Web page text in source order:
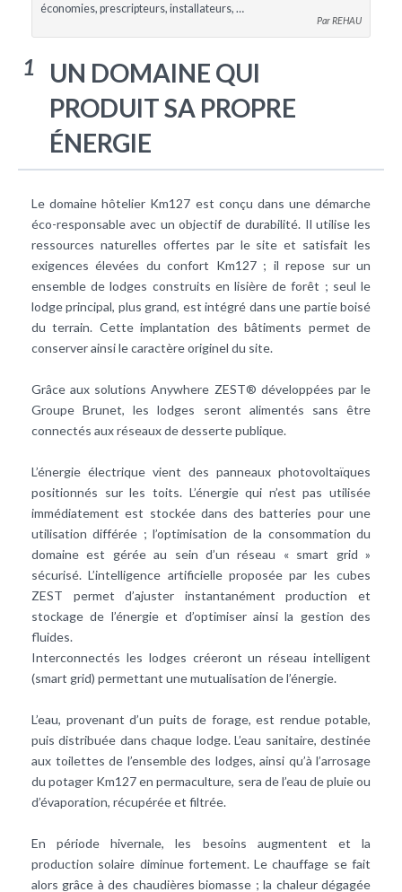
économies, prescripteurs, installateurs, …
Par REHAU
1
UN DOMAINE QUI
PRODUIT SA PROPRE
ÉNERGIE
Le domaine hôtelier Km127 est conçu dans une démarche
éco-responsable avec un objectif de durabilité. Il utilise les
ressources naturelles offertes par le site et satisfait les
exigences élevées du confort Km127 ; il repose sur un
ensemble de lodges construits en lisière de forêt ; seul le
lodge principal, plus grand, est intégré dans une partie boisé
du terrain. Cette implantation des bâtiments permet de
conserver ainsi le caractère originel du site.
Grâce aux solutions Anywhere ZEST® développées par le
Groupe Brunet, les lodges seront alimentés sans être
connectés aux réseaux de desserte publique.
L’énergie électrique vient des panneaux photovoltaïques
positionnés sur les toits. L’énergie qui n’est pas utilisée
immédiatement est stockée dans des batteries pour une
utilisation différée ; l’optimisation de la consommation du
domaine est gérée au sein d’un réseau « smart grid »
sécurisé. L’intelligence artificielle proposée par les cubes
ZEST permet d’ajuster instantanément production et
stockage de l’énergie et d’optimiser ainsi la gestion des
fluides.
Interconnectés les lodges créeront un réseau intelligent
(smart grid) permettant une mutualisation de l’énergie.
L’eau, provenant d’un puits de forage, est rendue potable,
puis distribuée dans chaque lodge. L’eau sanitaire, destinée
aux toilettes de l’ensemble des lodges, ainsi qu’à l’arrosage
du potager Km127 en permaculture, sera de l’eau de pluie ou
d’évaporation, récupérée et filtrée.
En période hivernale, les besoins augmentent et la
production solaire diminue fortement. Le chauffage se fait
alors grâce à des chaudières biomasse ; la chaleur dégagée